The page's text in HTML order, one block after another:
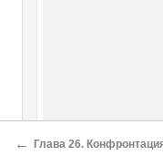
← Глава 26.